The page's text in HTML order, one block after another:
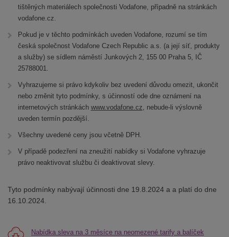
tištěných materiálech společnosti Vodafone, případně na stránkách
vodafone.cz.
Pokud je v těchto podmínkách uveden Vodafone, rozumí se tím
česká společnost Vodafone Czech Republic a.s. (a její síť, produkty
a služby) se sídlem náměstí Junkových 2, 155 00 Praha 5, IČ
25788001.
Vyhrazujeme si právo kdykoliv bez uvedení důvodu omezit, ukončit
nebo změnit tyto podmínky, s účinností ode dne oznámení na
internetových stránkách www.vodafone.cz, nebude-li výslovně
uveden termín pozdější.
Všechny uvedené ceny jsou včetně DPH.
V případě podezření na zneužití nabídky si Vodafone vyhrazuje
právo neaktivovat službu či deaktivovat slevy.
Tyto podmínky nabývají účinnosti dne 19.8.2024 a a platí do dne
16.10.2024.
Nabídka sleva na 3 měsíce na neomezené tarify a balíček